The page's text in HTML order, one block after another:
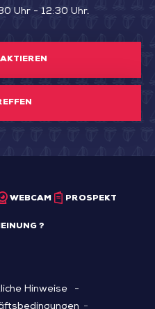
Uhr - 12:30 Uhr.
WEBCAM PROSPEKT
?
Hinweise